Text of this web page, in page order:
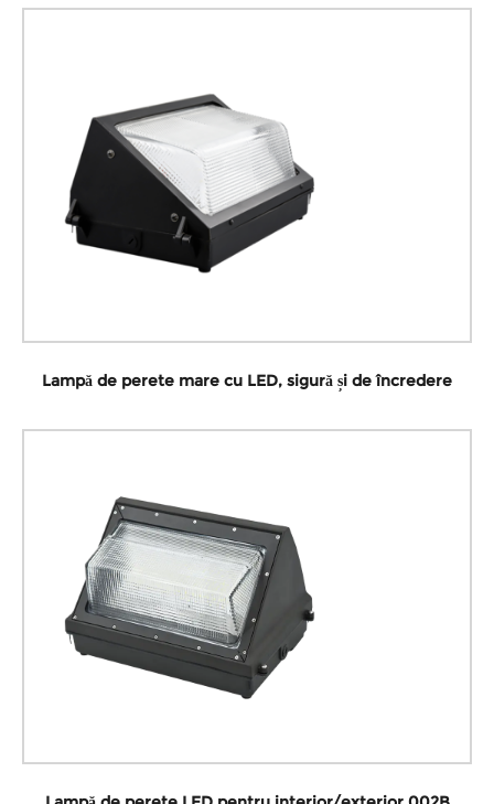
Lampă de perete mare cu LED, sigură și de încredere